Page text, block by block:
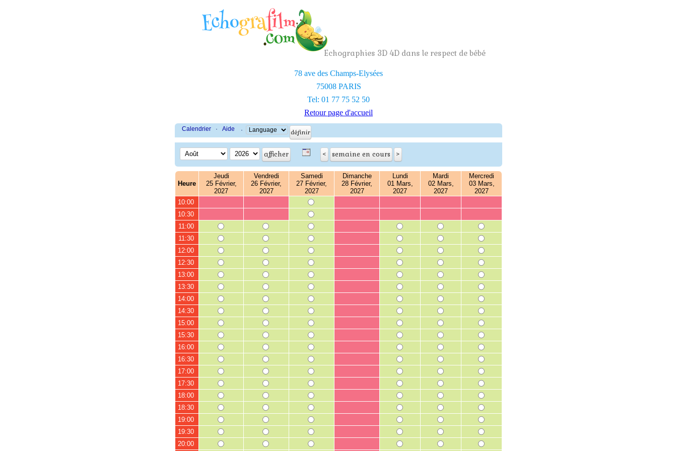
Echographies 3D 4D dans le respect de bébé
78 ave des Champs-Elysées
75008 PARIS
Tel: 01 77 75 52 50
Retour page d'accueil
Calendrier · Aide ·
Heure
Jeudi
25 Février,
2027
Vendredi
26 Février,
2027
Samedi
27 Février,
2027
Dimanche
28 Février,
2027
Lundi
01 Mars,
2027
Mardi
02 Mars,
2027
Mercredi
03 Mars,
2027
10:00
10:30
11:00
11:30
12:00
12:30
13:00
13:30
14:00
14:30
15:00
15:30
16:00
16:30
17:00
17:30
18:00
18:30
19:00
19:30
20:00